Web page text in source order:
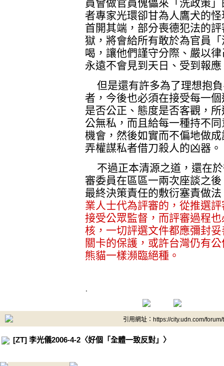
員會做官員傀儡來「洗政策
者專家光環卻甘為人鷹犬的
首開其端，部分喪德犯法的
獄，將會給所有敢於為官員
喝，讓他們謹守分際、嚴以
永遠不會見到天日、受到報應
但是還有許多為了理想抱
者，今後也必須在接受每一
是否公正、態度是否客觀，
公無私，而且給每一種持不
機會，然後如實而不偏地做
弄權謀私者借刀殺人的凶器。
不過正本清源之道，還在
審委員在區區一兩次座談之
最終決策責任的敷衍塞責做法
業人士代為評審的，從推選
接受公眾監督，而評審過程
核，一切評選文件都應彌封
關卡的保護，或許台灣仍有
熊貓一樣瀕臨絕種。
.
引用網址：https://city.udn.com/
[ZT] 李光儀2006-4-2〈好個「全體一致反對」〉